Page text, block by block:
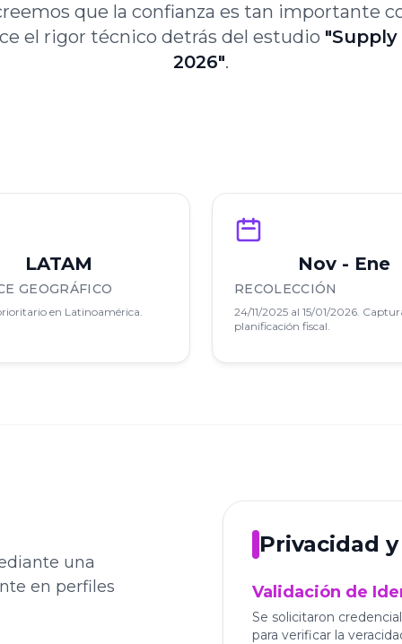
que la confianza es tan importante
el rigor técnico detrás del estudio
2026".
LATAM
GEOGRÁFICO
en Latinoamérica.
Nov - Ene
RECOLECCIÓN
24/11/2025 al 15/01/2026.
planificación fiscal.
una
en perfiles
Privacidad
Validación de
Se solicitaron
para verificar la